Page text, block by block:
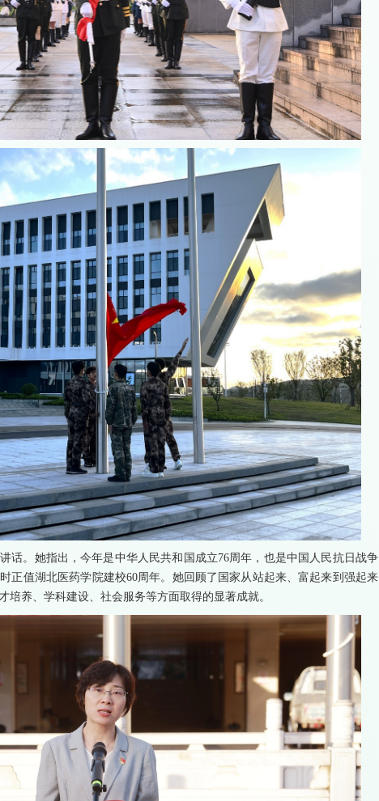
话。她指出，今年是中华人民共和国成立76周年，也是中国人民抗日战争
正值湖北医药学院建校60周年。她回顾了国家从站起来、富起来到强起来
培养、学科建设、社会服务等方面取得的显著成就。